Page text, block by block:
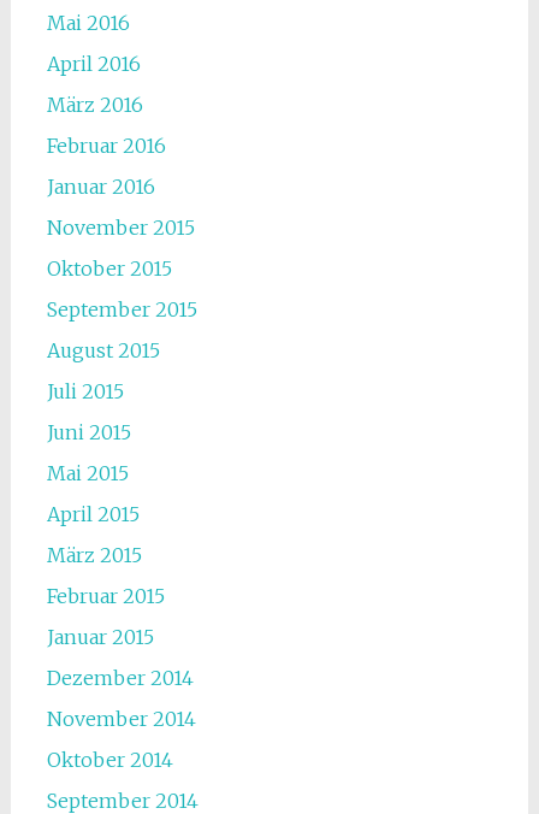
Mai 2016
April 2016
März 2016
Februar 2016
Januar 2016
November 2015
Oktober 2015
September 2015
August 2015
Juli 2015
Juni 2015
Mai 2015
April 2015
März 2015
Februar 2015
Januar 2015
Dezember 2014
November 2014
Oktober 2014
September 2014